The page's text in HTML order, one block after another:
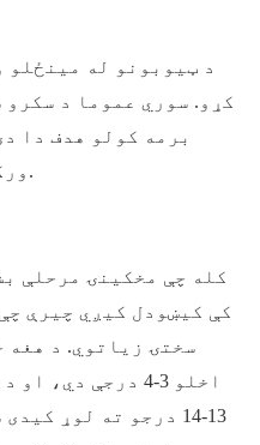
د ټیوبونو له مینځلو
کړو. سوري عموما د سکرو
برمه کولو هدف دا
ورکړي چې یوځای سره یوځای شي.
کله چې مخکینۍ مرحلې
کې کیښودل کیږي چیرې
سختۍ زیاتوي. د هغه
اخلو 3-4 درجې
13-14 درجو ته لوړ